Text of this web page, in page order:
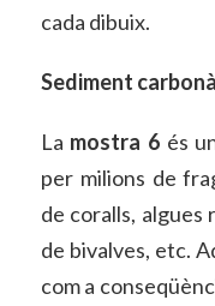
cada dibuix.
Sediment
La mostra 6 és
per milions de
de coralls,
de bivalves, etc.
com a